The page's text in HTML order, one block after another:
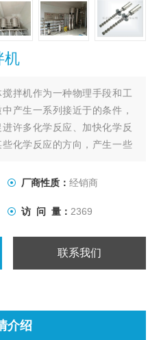
机
拌机作为一种物理手段和工
产生一系列接近于的条件，
许多化学反应、加快化学反
化学反应的方向，产生一些
厂商性质： 经销商
访 问 量： 2369
联系我们
介绍